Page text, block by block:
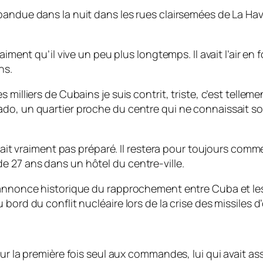
dans la nuit dans les rues clairsemées de La
qu’il vive un peu plus longtemps. Il avait l’air
milliers de Cubains je suis contrit, triste, c’est
un quartier proche du centre qui ne connaissait
vraiment pas préparé. Il restera pour toujours
27 ans dans un hôtel du centre-ville.
historique du rapprochement entre Cuba et
du conflit nucléaire lors de la crise des missiles
la première fois seul aux commandes, lui qui avait